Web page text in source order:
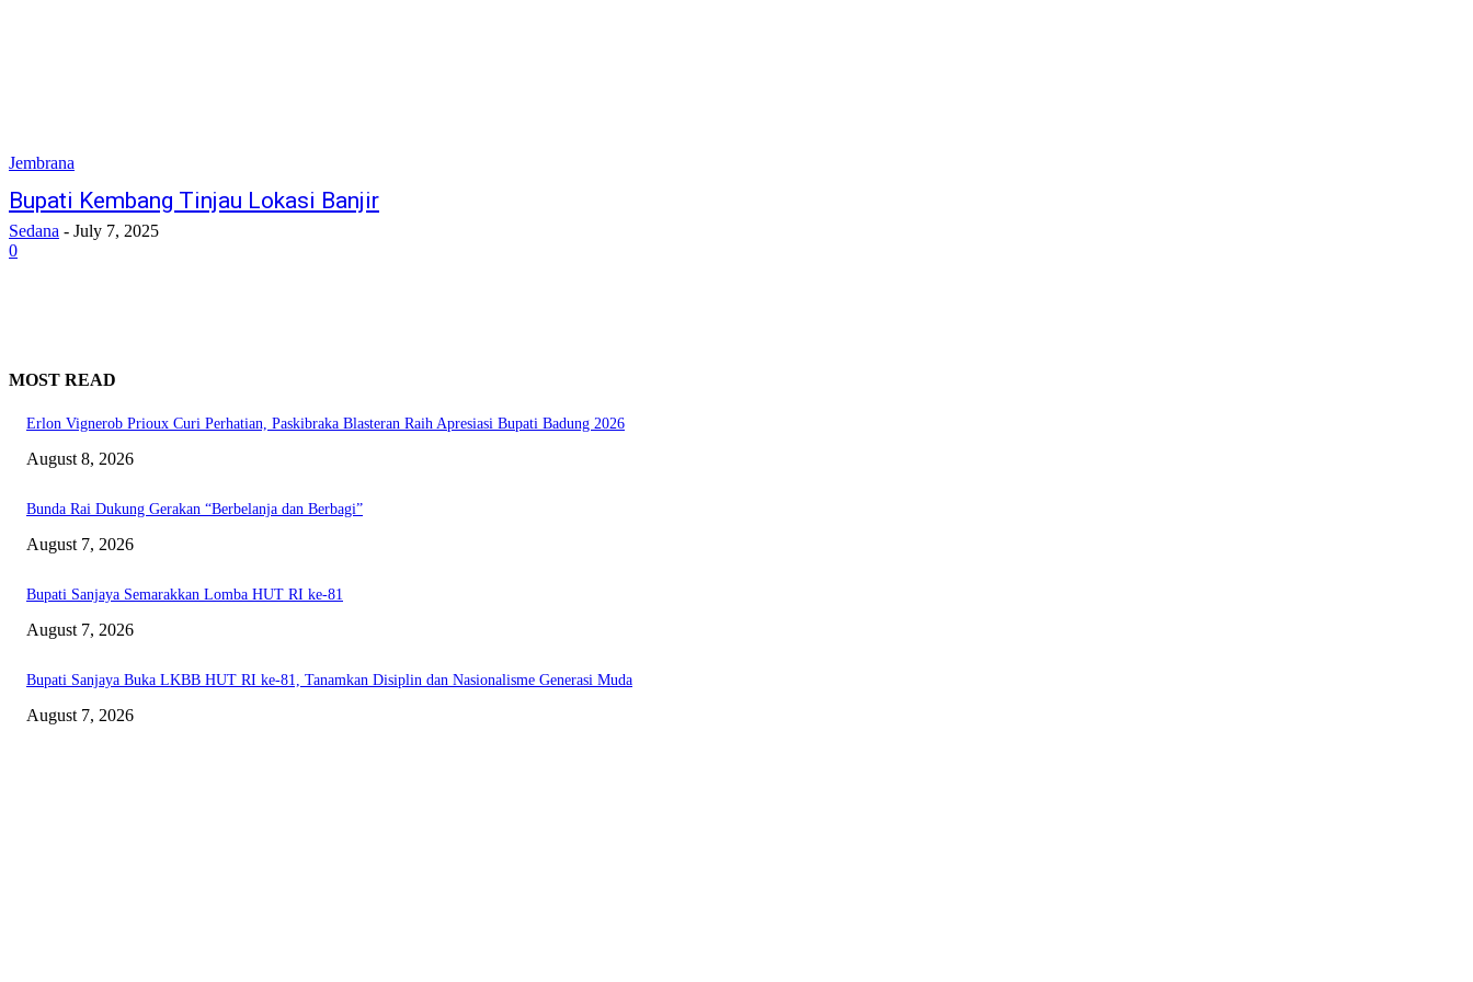
Jembrana
Bupati Kembang Tinjau Lokasi Banjir
Sedana - July 7, 2025
0
MOST READ
Erlon Vignerob Prioux Curi Perhatian, Paskibraka Blasteran Raih Apresiasi Bupati Badung 2026
August 8, 2026
Bunda Rai Dukung Gerakan “Berbelanja dan Berbagi”
August 7, 2026
Bupati Sanjaya Semarakkan Lomba HUT RI ke-81
August 7, 2026
Bupati Sanjaya Buka LKBB HUT RI ke-81, Tanamkan Disiplin dan Nasionalisme Generasi Muda
August 7, 2026